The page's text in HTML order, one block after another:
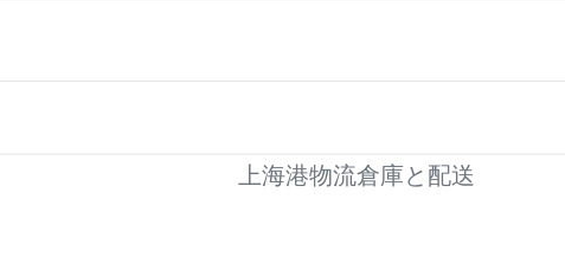
上海港物流倉庫と配送